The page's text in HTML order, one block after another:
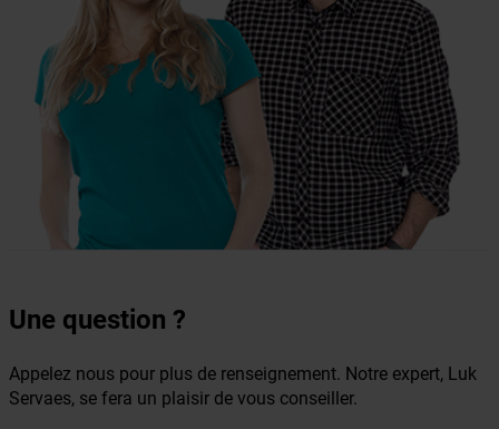
Une question ?
Appelez nous pour plus de renseignement. Notre expert, Luk
Servaes, se fera un plaisir de vous conseiller.